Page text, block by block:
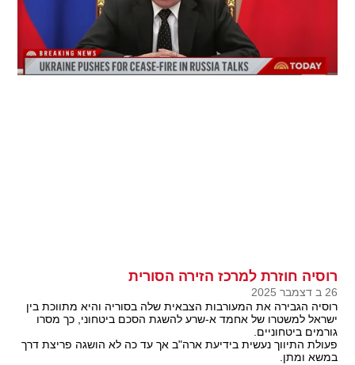
רוסיה חוזרת למרכז הזירה הסורית
26 ב דצמבר 2025
רוסיה הגבירה את המעורבות הצבאית שלה בסוריה והיא מתווכת בין
ישראל למשטרו של אחמד א-שרע להשגת הסכם ביטחוני, כך מסרו
גורמים ביטחוניים.
פעולת התיווך נעשית בידיעת ארה"ב אך עד כה לא הושגה פריצת דרך
במשא ומתן.